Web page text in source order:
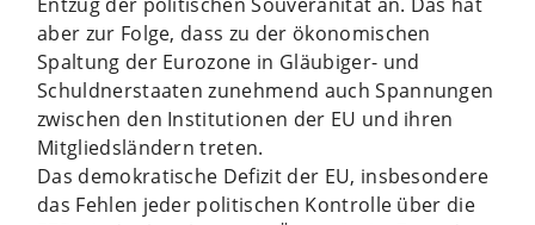
aber zur Folge, dass zu der ökonomischen
Spaltung der Eurozone in Gläubiger- und
Schuldnerstaaten zunehmend auch Spannungen
zwischen den Institutionen der EU und ihren
Mitgliedsländern treten.
Das demokratische Defizit der EU, insbesondere
das Fehlen jeder politischen Kontrolle über die